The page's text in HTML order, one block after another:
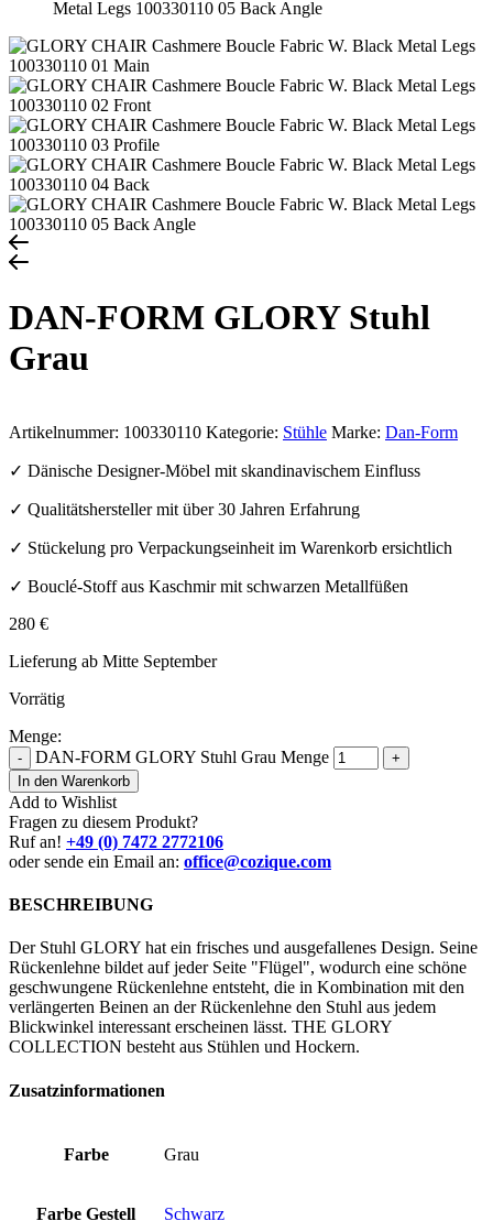
DAN-FORM GLORY Stuhl
Grau
Artikelnummer: 100330110 Kategorie: Stühle Marke: Dan-Form
✓ Dänische Designer-Möbel mit skandinavischem Einfluss
✓ Qualitätshersteller mit über 30 Jahren Erfahrung
✓ Stückelung pro Verpackungseinheit im Warenkorb ersichtlich
✓ Bouclé-Stoff aus Kaschmir mit schwarzen Metallfüßen
280 €
Lieferung ab Mitte September
Vorrätig
Menge:
- DAN-FORM GLORY Stuhl Grau Menge
+
In den Warenkorb
Add to Wishlist
Fragen zu diesem Produkt?
Ruf an! +49 (0) 7472 2772106
oder sende ein Email an: office@cozique.com
BESCHREIBUNG
Der Stuhl GLORY hat ein frisches und ausgefallenes Design. Seine
Rückenlehne bildet auf jeder Seite "Flügel", wodurch eine schöne
geschwungene Rückenlehne entsteht, die in Kombination mit den
verlängerten Beinen an der Rückenlehne den Stuhl aus jedem
Blickwinkel interessant erscheinen lässt. THE GLORY
COLLECTION besteht aus Stühlen und Hockern.
Zusatzinformationen
Farbe Grau
Farbe Gestell Schwarz